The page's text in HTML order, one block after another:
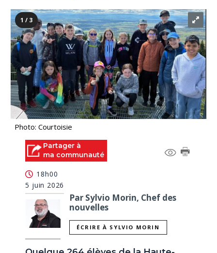
1 / 3
Photo: Courtoisie
Partager à
ma communauté
18h00
5 juin 2026
Par Sylvio Morin, Chef des
nouvelles
ÉCRIRE À SYLVIO MORIN